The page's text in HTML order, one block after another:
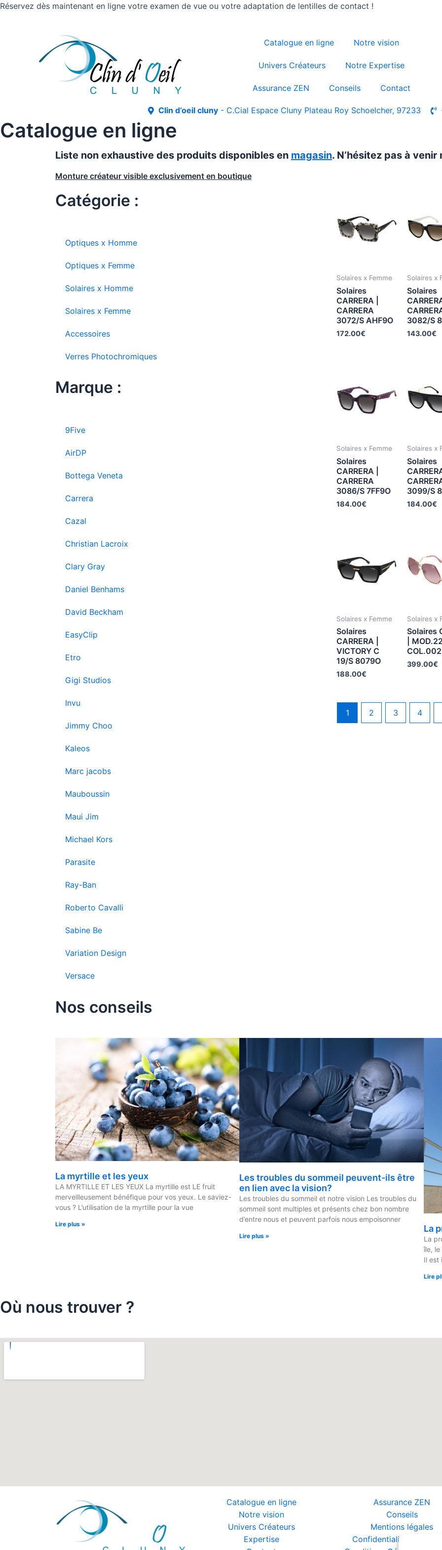
Réservez dès maintenant en ligne votre examen de vue ou votre adaptation de lentilles de contact !
Catalogue en ligne Notre vision
Univers Créateurs Notre Expertise
Assurance ZEN Conseils Contact
Clin d’oeil cluny - C.Cial Espace Cluny Plateau Roy Schoelcher, 97233
Catalogue en ligne
Liste non exhaustive des produits disponibles en magasin. N’hésitez pas à
Monture créateur visible exclusivement en boutique
Catégorie :
Optiques x Homme
Optiques x Femme
Solaires x Homme
Solaires x Femme
Accessoires
Verres Photochromiques
Marque :
9Five
AirDP
Bottega Veneta
Carrera
Cazal
Christian Lacroix
Clary Gray
Daniel Benhams
David Beckham
EasyClip
Etro
Gigi Studios
Invu
Jimmy Choo
Kaleos
Marc jacobs
Mauboussin
Maui Jim
Michael Kors
Parasite
Ray-Ban
Roberto Cavalli
Sabine Be
Variation Design
Versace
Solaires x Femme
Solaires
CARRERA |
CARRERA
3072/S AHF9O
172.00€
Solaires x
Solaires
3082/S
143.00€
Solaires x Femme
Solaires
CARRERA |
CARRERA
3086/S 7FF9O
184.00€
Solaires x
Solaires
3099/S
184.00€
Solaires x Femme
Solaires
CARRERA |
VICTORY C
19/S 8079O
188.00€
Solaires x
Solaires
|
COL.002
399.00€
1 2 3 4
Nos conseils
La myrtille et les yeux
LA MYRTILLE ET LES YEUX La myrtille est LE fruit
merveilleusement bénéfique pour vos yeux. Le saviez-
vous ? L’utilisation de la myrtille pour la vue
Lire plus »
Les troubles du sommeil peuvent-ils être
en lien avec la vision?
Les troubles du sommeil et notre vision Les troubles du
sommeil sont multiples et présents chez bon nombre
d’entre nous et peuvent parfois nous empoisonner
Lire plus »
La
La
île, le
Il est
Lire
Où nous trouver ?
Catalogue en ligne
Notre vision
Univers Créateurs
Expertise
Assurance ZEN
Conseils
Mentions légales
Confidentialité et